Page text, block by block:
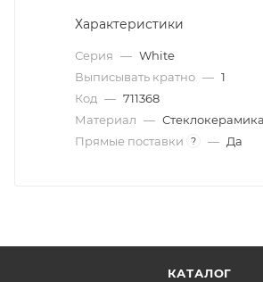
Характеристики
Серия — White
Выписывать кратно — 1
Код — 711368
Материал — Стеклокерамика
Прямые поставки
? — Да
КАТАЛОГ